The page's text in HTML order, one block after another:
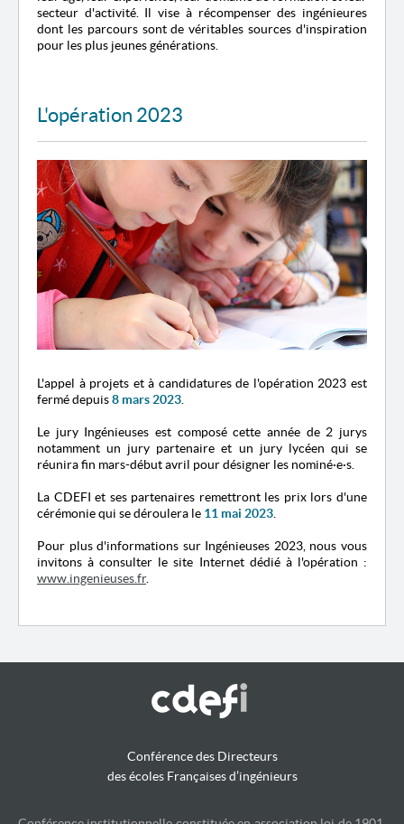
secteur d'activité. Il vise à récompenser des ingénieures
dont les parcours sont de véritables sources d'inspiration
pour les plus jeunes générations.
L'opération 2023
L'appel à projets et à candidatures de l'opération 2023 est
fermé depuis8 mars 2023.
Le jury Ingénieuses est composé cette année de 2 jurys
notamment un jury partenaire et un jury lycéen qui se
réunira fin mars-début avril pour désigner les nominé·e·s.
La CDEFI et ses partenaires remettront les prix lors d'une
cérémonie qui se déroulera le 11 mai 2023.
Pour plus d'informations sur Ingénieuses 2023, nous vous
invitons à consulter le site Internet dédié à l'opération :
www.ingenieuses.fr.
Conférence des Directeurs
des écoles Françaises d’ingénieurs